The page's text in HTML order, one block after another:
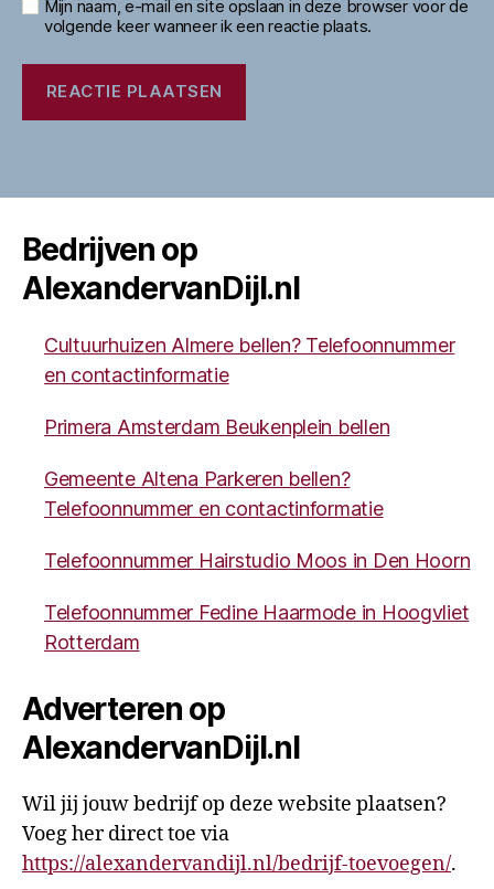
Mijn naam, e-mail en site opslaan in deze browser voor de
volgende keer wanneer ik een reactie plaats.
Bedrijven op
AlexandervanDijl.nl
Cultuurhuizen Almere bellen? Telefoonnummer
en contactinformatie
Primera Amsterdam Beukenplein bellen
Gemeente Altena Parkeren bellen?
Telefoonnummer en contactinformatie
Telefoonnummer Hairstudio Moos in Den Hoorn
Telefoonnummer Fedine Haarmode in Hoogvliet
Rotterdam
Adverteren op
AlexandervanDijl.nl
Wil jij jouw bedrijf op deze website plaatsen?
Voeg her direct toe via
https://alexandervandijl.nl/bedrijf-toevoegen/.